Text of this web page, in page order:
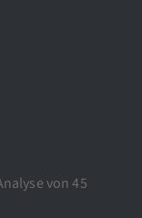
von 45